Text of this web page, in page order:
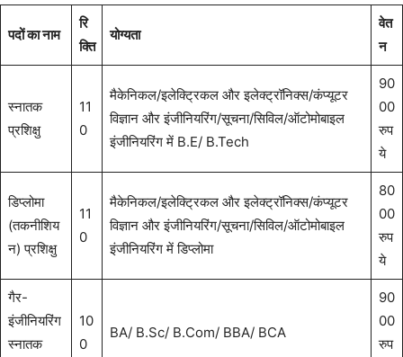
पदों का नाम
रि
क्ति
योग्यता
वेत
न
स्नातक
प्रशिक्षु
11
0
मैकेनिकल/इलेक्ट्रिकल और इलेक्ट्रॉनिक्स/कंप्यूटर
विज्ञान और इंजीनियरिंग/सूचना/सिविल/ऑटोमोबाइल
इंजीनियरिंग में B.E/ B.Tech
90
00
रुप
ये
डिप्लोमा
(तकनीशिय
न) प्रशिक्षु
11
0
मैकेनिकल/इलेक्ट्रिकल और इलेक्ट्रॉनिक्स/कंप्यूटर
विज्ञान और इंजीनियरिंग/सूचना/सिविल/ऑटोमोबाइल
इंजीनियरिंग में डिप्लोमा
80
00
रुप
ये
गैर-
इंजीनियरिंग
स्नातक
10
0
BA/ B.Sc/ B.Com/ BBA/ BCA
90
00
रुप